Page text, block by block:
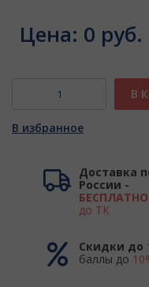
Цена: 0 руб.
В
В избранное
Доставка
России -
БЕСПЛАТНО
до ТК
Скидки до
баллы до